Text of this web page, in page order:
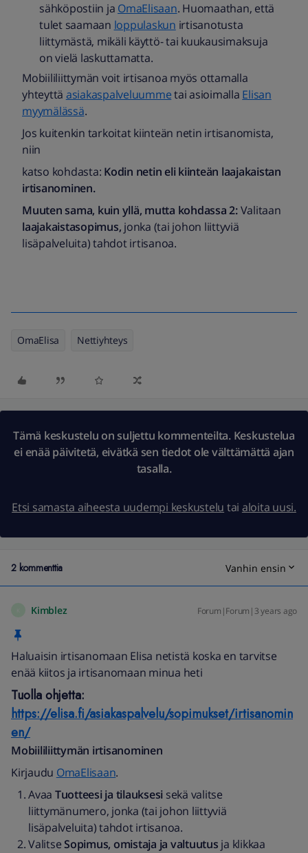
sähköpostiin ja OmaElisaan. Huomaathan, että
tulet saamaan loppulaskun irtisanotusta
liittymästä, mikäli käyttö- tai kuukausimaksuja
on vielä laskuttamatta.
Mobiililiittymän voit irtisanoa myös ottamalla
yhteyttä asiakaspalveluummetai asioimalla Elisan
myymälässä.
Jos kuitenkin tarkoitat kiinteän netin irtisanomista,
niin
katso kohdasta: Kodin netin eli kiinteän laajakaistan
irtisanominen.
Muuten sama, kuin yllä, mutta kohdassa 2:Valitaan
laajakaistasopimus, jonka (tai johon liittyviä
lisäpalveluita) tahdot irtisanoa.
OmaElisa Nettiyhteys
Tämä keskustelu on suljettu kommenteilta. Keskustelua
ei enää päivitetä, eivätkä sen tiedot ole välttämättä ajan
tasalla.
Etsi samasta aiheesta uudempi keskustelu tai aloita uusi.
2 kommenttia Vanhin ensin
Kimblez Forum|Forum|3 years ago
Haluaisin irtisanomaan Elisa netistä koska en tarvitse
enää kiitos ja irtisanomaan minua heti
Tuolla ohjetta:
https://elisa.fi/asiakaspalvelu/sopimukset/irtisanomin
en/
Mobiililiittymän irtisanominen
Kirjaudu OmaElisaan.
Avaa Tuotteesi ja tilauksesi sekä valitse
liittymänumero, jonka (tai johon liittyviä
lisäpalveluita) tahdot irtisanoa.
ValitseSopimus, omistaja ja valtuutus ja klikkaa